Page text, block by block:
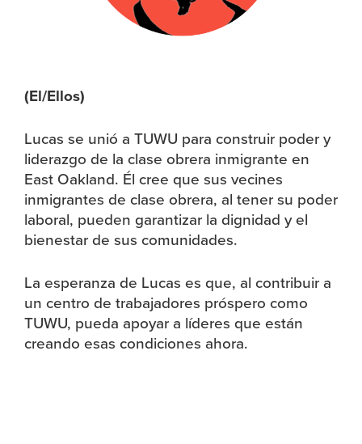
(El/Ellos)
Lucas se unió a TUWU para construir poder y
liderazgo de la clase obrera inmigrante en
East Oakland. Él cree que sus vecines
inmigrantes de clase obrera, al tener su poder
laboral, pueden garantizar la dignidad y el
bienestar de sus comunidades.
La esperanza de Lucas es que, al contribuir a
un centro de trabajadores próspero como
TUWU, pueda apoyar a líderes que están
creando esas condiciones ahora.